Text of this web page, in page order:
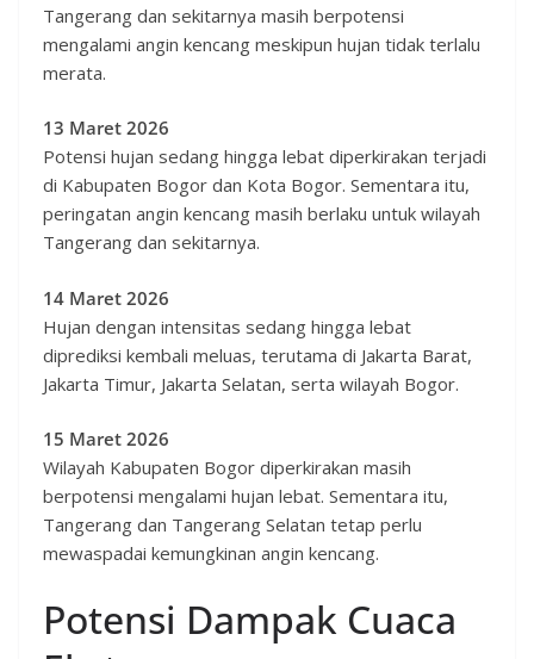
Tangerang dan sekitarnya masih berpotensi
mengalami angin kencang meskipun hujan tidak terlalu
merata.
13 Maret 2026
Potensi hujan sedang hingga lebat diperkirakan terjadi
di Kabupaten Bogor dan Kota Bogor. Sementara itu,
peringatan angin kencang masih berlaku untuk wilayah
Tangerang dan sekitarnya.
14 Maret 2026
Hujan dengan intensitas sedang hingga lebat
diprediksi kembali meluas, terutama di Jakarta Barat,
Jakarta Timur, Jakarta Selatan, serta wilayah Bogor.
15 Maret 2026
Wilayah Kabupaten Bogor diperkirakan masih
berpotensi mengalami hujan lebat. Sementara itu,
Tangerang dan Tangerang Selatan tetap perlu
mewaspadai kemungkinan angin kencang.
Potensi Dampak Cuaca